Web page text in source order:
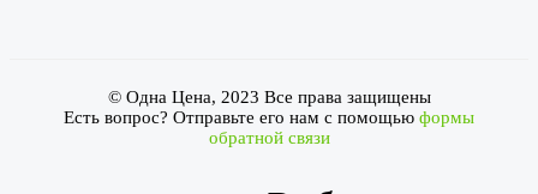
© Одна Цена, 2023 Все права защищены
Есть вопрос? Отправьте его нам с помощью формы
обратной связи